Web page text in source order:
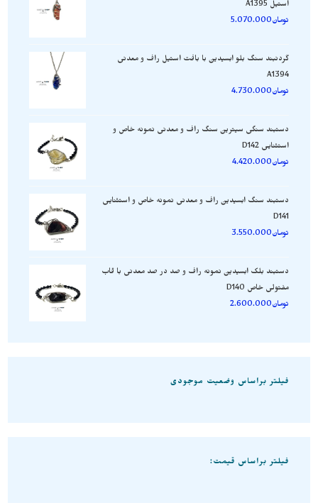
استیل A1395
تومان5.070.000
گردنبند سنگ بلو ابسیدین با بافت استیل راف و معدنی
A1394
تومان4.730.000
دستبند سنگی سیترین سنگ راف و معدنی نمونه خاص و
استثنایی D142
تومان4.420.000
دستبند سنگ ابسیدین راف و معدنی نمونه خاص و استثنایی
D141
تومان3.550.000
دستبند بلک ابسیدین نمونه راف و صد در صد معدنی با قاب
مفتولی خاص D140
تومان2.600.000
فیلتر براساس وضعیت موجودی
فیلتر براساس قیمت: